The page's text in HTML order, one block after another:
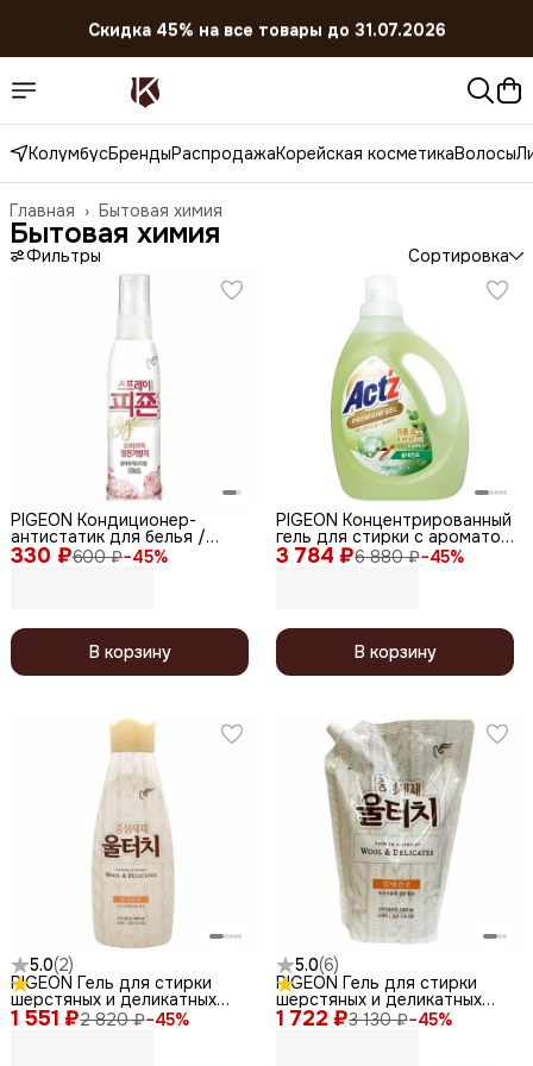
Скидка 45% на все товары до 31.07.2026
КолумбусБрендыРаспродажаКорейская косметикаВолосы
Бытовая химия
Главная ›
Бытовая химия
Фильтры Сортировка
330 ₽600 ₽−45%
PIGEON Кондиционер-
антистатик для белья /
Flower Festival, 80 мл
В корзину
3 784 ₽6 880 ₽−45%
PIGEON Концентрированный
гель для стирки с ароматом
эвкалипта / Act'z Premium
Gel, 2700 мл
В корзину
5.0(2)
1 551 ₽2 820 ₽−45%
PIGEON Гель для стирки
шерстяных и деликатных
тканей / Wool Touch Soft
Pearl, 1000 мл
5.0(6)
1 722 ₽3 130 ₽−45%
PIGEON Гель для стирки
шерстяных и деликатных
тканей / Wool Touch Soft
Pearl, 1300 мл